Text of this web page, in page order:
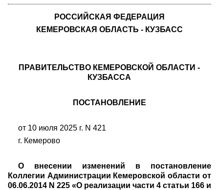
РОССИЙСКАЯ ФЕДЕРАЦИЯ
КЕМЕРОВСКАЯ ОБЛАСТЬ - КУЗБАСС
ПРАВИТЕЛЬСТВО КЕМЕРОВСКОЙ ОБЛАСТИ -
КУЗБАССА
ПОСТАНОВЛЕНИЕ
от 10 июля 2025 г. N 421
г. Кемерово
О внесении изменений в постановление
Коллегии Администрации Кемеровской области от
06.06.2014 N 225 «О реализации части 4 статьи 166 и